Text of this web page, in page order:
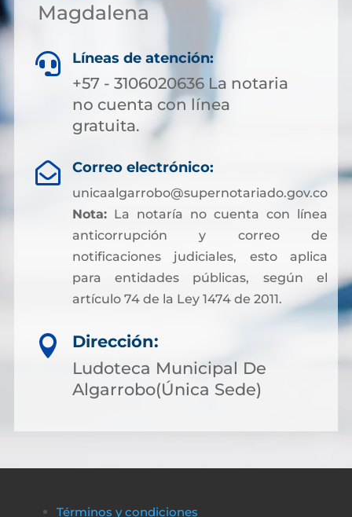
Magdalena
 Líneas de atención:
+57 - 3106020636 La notaria
no cuenta con línea
gratuita.
 Correo electrónico:
unicaalgarrobo@supernotariado.gov.co
Nota:La notaría no cuenta con línea
anticorrupción y correo de
notificaciones judiciales, esto aplica
para entidades públicas, según el
artículo 74 de la Ley 1474 de 2011.

Dirección:
Ludoteca Municipal De
Algarrobo(Única Sede)
Términos y condiciones